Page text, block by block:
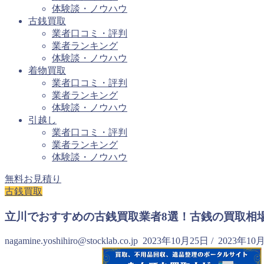
体験談・ノウハウ
古銭買取
業者口コミ・評判
業者ランキング
体験談・ノウハウ
着物買取
業者口コミ・評判
業者ランキング
体験談・ノウハウ
引越し
業者口コミ・評判
業者ランキング
体験談・ノウハウ
無料お見積り
古銭買取
立川でおすすめの古銭買取業者8選！古銭の買取相
nagamine.yoshihiro@stocklab.co.jp 2023年10月25日 / 2023年10